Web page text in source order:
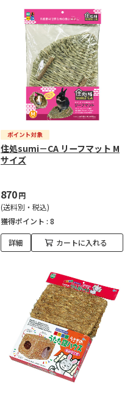
住処sumi－CA リーフマット M
サイズ
870円
(送料別・税込)
獲得ポイント : 8
詳細 カートに入れる